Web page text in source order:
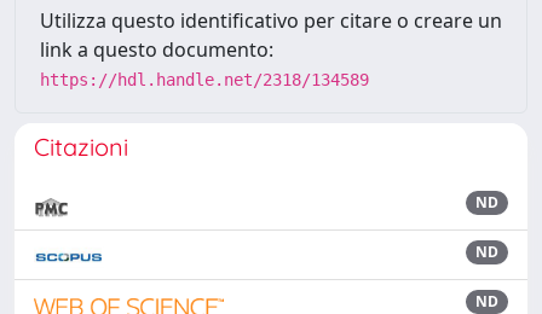
Utilizza questo identificativo per citare o creare un
link a questo documento:
https://hdl.handle.net/2318/134589
Citazioni
ND
ND
ND